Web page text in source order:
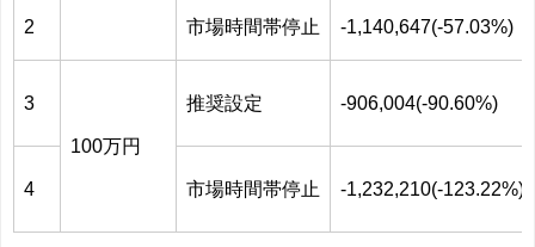
2 市場時間帯停止 -1,140,647(-57.03%)
3
100万円
推奨設定 -906,004(-90.60%)
4 市場時間帯停止 -1,232,210(-123.22%)